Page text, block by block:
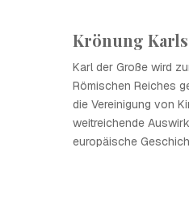
Krönung
Karl der Große wird
Römischen Reiches
die Vereinigung von
weitreichende
europäische